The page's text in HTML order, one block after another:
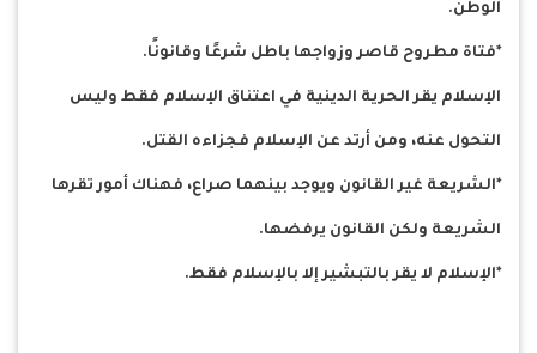
الوطن.
*فتاة مطروح قاصر وزواجها باطل شرعًا وقانونًا.
الإسلام يقر الحرية الدينية في اعتناق الإسلام فقط وليس
التحول عنه، ومن أرتد عن الإسلام فجزاءه القتل.
*الشريعة غير القانون ويوجد بينهما صراع، فهناك أمور تقرها
الشريعة ولكن القانون يرفضها.
*الإسلام لا يقر بالتبشير إلا بالإسلام فقط.